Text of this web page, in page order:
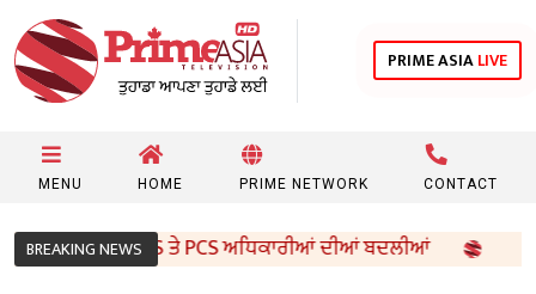
PRIME ASIALIVE
MENU HOME PRIME NETWORK CONTACT
BREAKING NEWS
ਵੱਲੋਂ 96 IAS ਤੇ PCS ਅਧਿਕਾਰੀਆਂ ਦੀਆਂ ਬਦਲੀਆਂ